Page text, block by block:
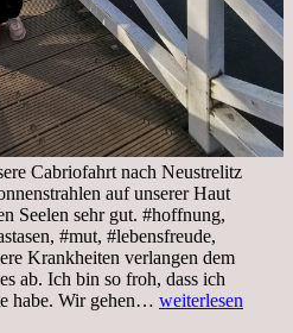
Cabriofahrt nach Neustrelitz
auf unserer Haut
Seelen sehr gut. #hoffnung,
#mut, #lebensfreude,
Krankheiten verlangen dem
ab. Ich bin so froh, dass ich
habe. Wir gehen… Sonnabend,
weiterlesen